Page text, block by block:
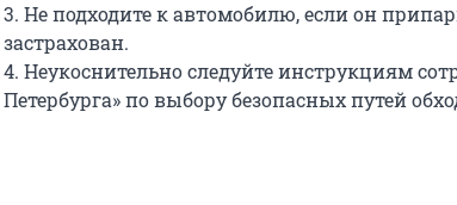
3. Не подходите к автомобилю, если он
застрахован.
4. Неукоснительно следуйте инструкциям
Петербурга» по выбору безопасных путей